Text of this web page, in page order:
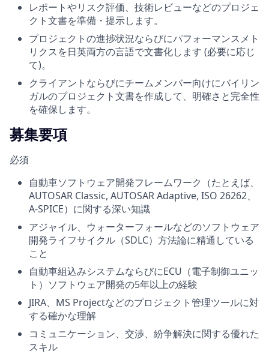
レポートやリスク評価、技術レビューなどのプロジェ
クト文書を準備・提示します。
プロジェクトの進捗状況ならびにパフォーマンスメト
リクスを日英両方の言語で文書化します (必要に応じ
て)。
クライアントならびにチームメンバー向けにバイリン
ガルのプロジェクト文書を作成して、明確さと完全性
を確保します。
募集要項
必須
自動車ソフトウェア開発フレームワーク（たとえば、
AUTOSAR Classic, AUTOSAR Adaptive, ISO 26262、
A-SPICE）に関する深い知識
アジャイル、ウォーターフォールなどのソフトウェア
開発ライフサイクル（SDLC）方法論に精通している
こと
自動車組込みシステムならびにECU（電子制御ユニッ
ト）ソフトウェア開発の5年以上の経験
JIRA、MS Projectなどのプロジェクト管理ツールに対
する確かな理解
コミュニケーション、交渉、紛争解決に関する優れた
スキル